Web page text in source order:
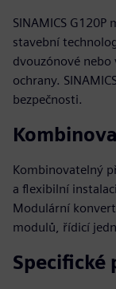
SINAMICS
stavební
dvouzónové nebo
ochrany.
bezpečnosti.
Kombinovatelný
a flexibilní
Modulární
modulů, řídicí
Specifické